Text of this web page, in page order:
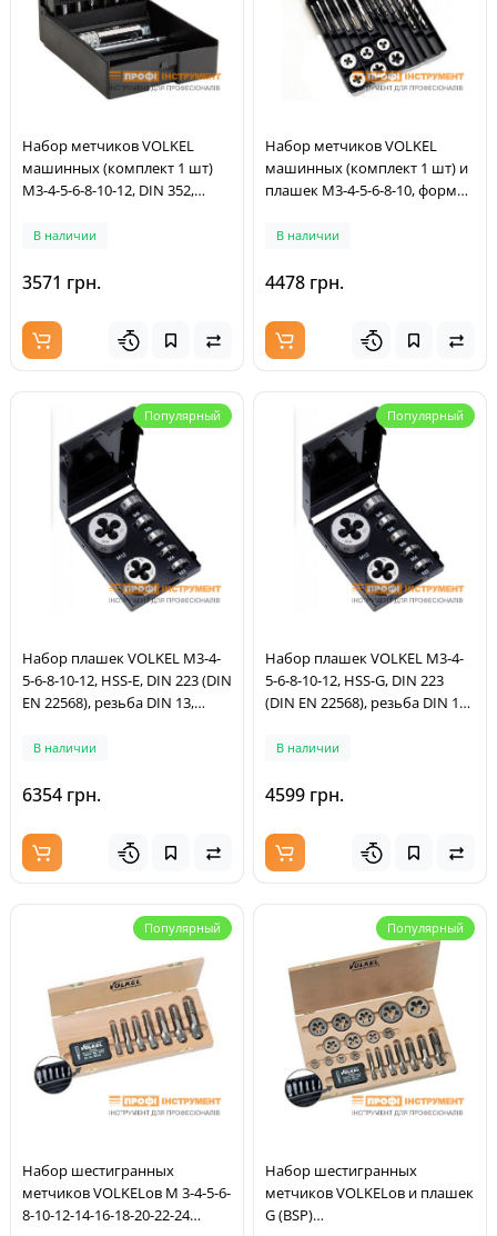
Набор метчиков VOLKEL
машинных (комплект 1 шт)
M3-4-5-6-8-10-12, DIN 352,
2,5х3,3х4,2х5,0х6,8х8,5х10,2
№1.1/2, DIN 1814, HSS-G,
В наличии
3571 грн.
Набор метчиков VOLKEL
машинных (комплект 1 шт) и
плашек М3-4-5-6-8-10, форма
13, сверла
материалы до 900 Н/кв.мм,
В наличии
4478 грн.
Популярный
Набор плашек VOLKEL M3-4-
5-6-8-10-12, HSS-E, DIN 223 (DIN
EN 22568), резьба DIN 13,
В наличии
6354 грн.
Популярный
Набор плашек VOLKEL M3-4-
5-6-8-10-12, HSS-G, DIN 223
(DIN EN 22568), резьба DIN 13,
В наличии
4599 грн.
Популярный
Набор шестигранных
метчиков VOLKELов M 3-4-5-6-
8-10-12-14-16-18-20-22-24
Популярный
Набор шестигранных
метчиков VOLKELов и плашек
G (BSP)